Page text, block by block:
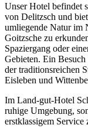
Unser Hotel befindet
von Delitzsch und
umliegende Natur im
Goitzsche zu
Spaziergang oder
Gebieten. Ein
der traditionsreichen
Eisleben und
Im Land-gut-Hotel
ruhige Umgebung,
erstklassigem Service